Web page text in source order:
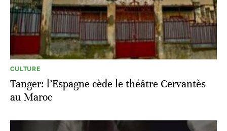
CULTURE
Tanger: l’Espagne cède le théâtre Cervantès
au Maroc